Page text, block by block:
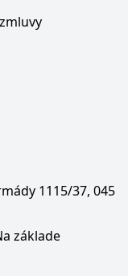
1115/37, 045
základe